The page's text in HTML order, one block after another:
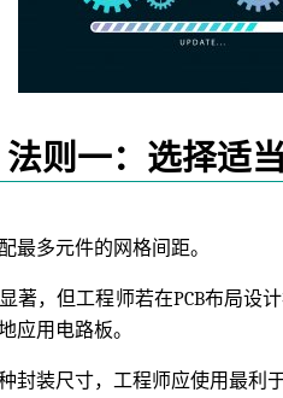
法则一：选择适
最多元件的网格间距。
著，但工程师若在PCB布局设
应用电路板。
封装尺寸，工程师应使用最利